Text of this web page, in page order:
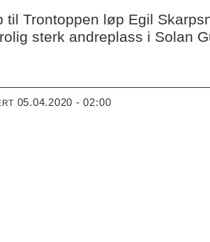
Trontoppen løp Egil
sterk andreplass i Solan
05.04.2020 - 02:00